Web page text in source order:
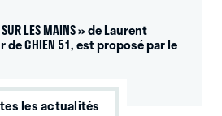
LES MAINS » de Laurent
de CHIEN 51, est proposé par le
les actualités